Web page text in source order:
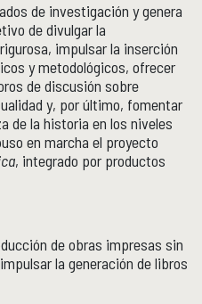
de investigación y genera
de divulgar la
impulsar la inserción
y metodológicos, ofrecer
de discusión sobre
y, por último, fomentar
de la historia en los niveles
en marcha el proyecto
, integrado por productos
de obras impresas sin
la generación de libros